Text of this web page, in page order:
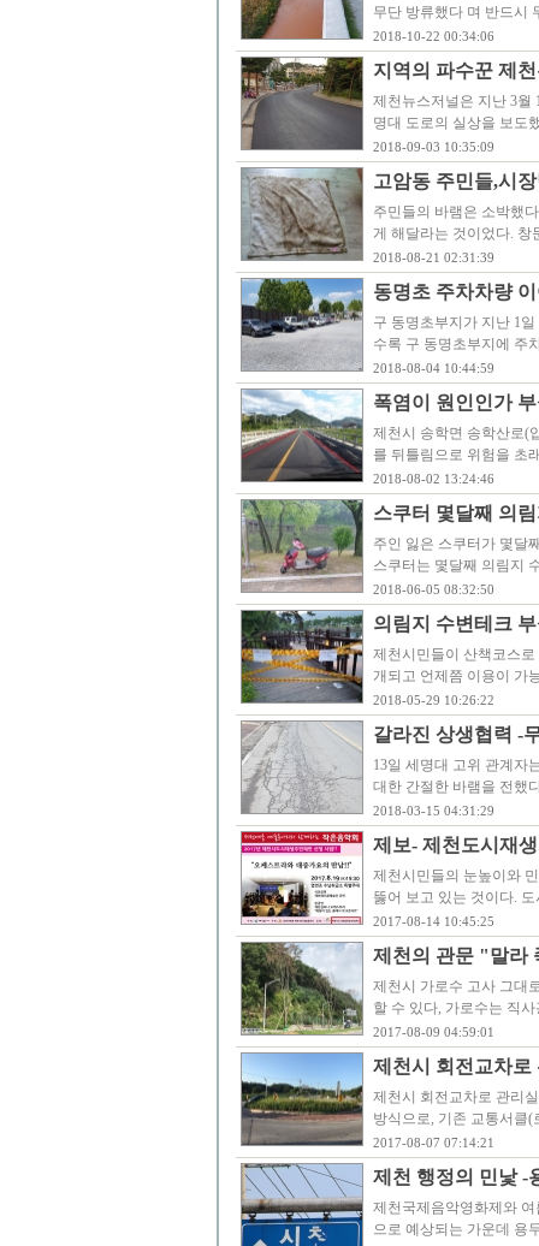
무단 방류했다 며 반드시
2018-10-22 00:34:06
지역의 파수꾼 제
제천뉴스저널은 지난 3월
명대 도로의 실상을 보도
2018-09-03 10:35:09
고암동 주민들,시
주민들의 바램은 소박했
게 해달라는 것이었다.
2018-08-21 02:31:39
동명초 주차차량
구 동명초부지가 지난 1
수록 구 동명초부지에 주
2018-08-04 10:44:59
폭염이 원인인가
제천시 송학면 송학산로(
를 뒤틀림으로 위험을 초
2018-08-02 13:24:46
스쿠터 몇달째 의
주인 잃은 스쿠터가 몇달
스쿠터는 몇달째 의림지
2018-06-05 08:32:50
의림지 수변테크
제천시민들이 산책코스
개되고 언제쯤 이용이 가
2018-05-29 10:26:22
갈라진 상생협력 -
13일 세명대 고위 관계자
대한 간절한 바램을 전했
2018-03-15 04:31:29
제보- 제천도시재
제천시민들의 눈높이와
뚫어 보고 있는 것이다.
2017-08-14 10:45:25
제천의 관문 "말라
제천시 가로수 고사 그대
할 수 있다, 가로수는 직
2017-08-09 04:59:01
제천시 회전교차로
제천시 회전교차로 관리
방식으로, 기존 교통서클
2017-08-07 07:14:21
제천 행정의 민낯 -
제천국제음악영화제와
으로 예상되는 가운데 용